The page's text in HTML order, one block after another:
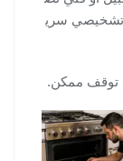
تشخيصي سري
توقف ممكن.